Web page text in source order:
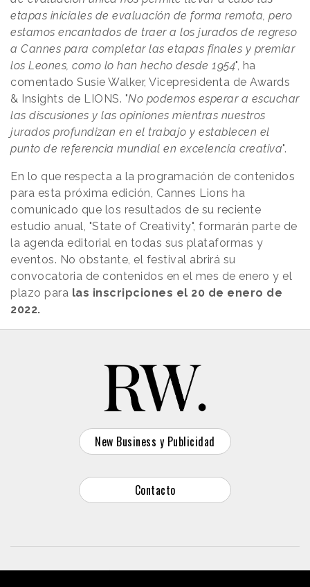
etapas iniciales de evaluación de forma remota, pero
estamos encantados de traer a los jurados de regreso
a Cannes para completar las etapas finales y premiar
los Leones, como lo han hecho desde 1954", ha
comentado Susie Walker, Vicepresidenta de Awards
& Insights de LIONS. "No podemos esperar a escuchar
las discusiones y las opiniones mientras nuestros
jurados profundizan en el trabajo y establecen el
punto de referencia mundial en excelencia creativa".
En lo que respecta a la programación de contenidos
para esta próxima edición, Cannes Lions ha
comunicado que los resultados de su reciente
estudio anual, "State of Creativity", formarán parte de
la agenda editorial en todas sus plataformas y
eventos. No obstante, el festival abrirá su
convocatoria de contenidos en el mes de enero y el
plazo para las inscripciones el 20 de enero de
2022.
New Business y Publicidad
Contacto
© 2026 Reason Why